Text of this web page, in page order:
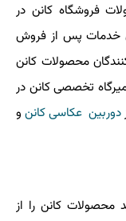
فروشگاه کانن در
خدمات پس از فروش
محصولات کانن
تخصصی کانن در
دوربین عکاسی کانن و
محصولات کانن را از